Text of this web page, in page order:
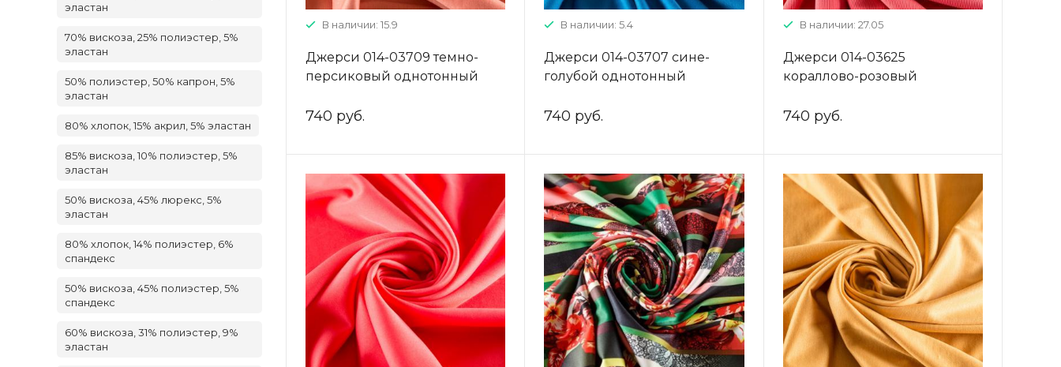
эластан
70% вискоза, 25% полиэстер, 5%
эластан
50% полиэстер, 50% капрон, 5%
эластан
80% хлопок, 15% акрил, 5% эластан
85% вискоза, 10% полиэстер, 5%
эластан
50% вискоза, 45% люрекс, 5%
эластан
80% хлопок, 14% полиэстер, 6%
спандекс
50% вискоза, 45% полиэстер, 5%
спандекс
60% вискоза, 31% полиэстер, 9%
эластан
В наличии: 15.9
Джерси 014-03709 темно-
персиковый однотонный
740 руб.
В наличии: 5.4
Джерси 014-03707 сине-
голубой однотонный
740 руб.
В наличии: 27.05
Джерси 014-03625
кораллово-розовый
740 руб.